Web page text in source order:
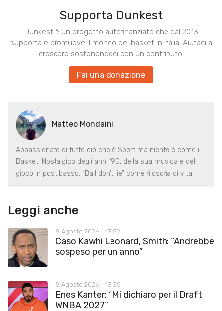
Supporta Dunkest
Dunkest è un progetto autofinanziato che dal 2013
supporta e promuove il mondo del basket in Italia. Aiutaci a
crescere sostenendoci con un contributo.
Fai una donazione
Matteo Mondaini
Appassionato di tutto ciò che è Sport ma niente è come il
Basket. Nostalgico degli anni ’90, della sua musica e del
gioco in post basso. “Ball don’t lie” come filosofia di vita
Leggi anche
8 Agosto 2026 - 13:52
Caso Kawhi Leonard, Smith: “Andrebbe
sospeso per un anno”
8 Agosto 2026 - 13:35
Enes Kanter: “Mi dichiaro per il Draft
WNBA 2027”